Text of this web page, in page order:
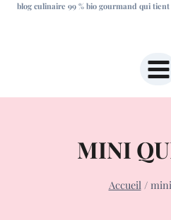
blog culinaire 99 % bio gourmand qui
MINI
Accueil /